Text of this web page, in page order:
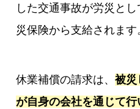
した交通事故が労災と
災保険から支給されます
休業補償の請求は、被災
が自身の会社を通じて行